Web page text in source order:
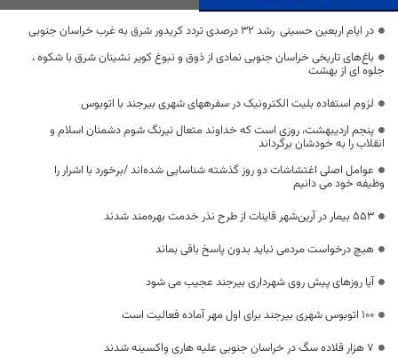
در ایام اربعین حسینی رشد ۳۲ درصدی تردد کریدور شرق به غرب خراسان جنوبی
باغ‌های تاریخی خراسان جنوبی نمادی از ذوق و نبوغ کویر نشینان شرق با شکوه ،
جلوه ای از بهشت
لزوم استفاده بلیت الکترونیک در سفرههای شهری بیرجند با اتوبوس
پنجم ارديبهشت، روزی است كه خداوند متعال نيرنگ شوم دشمنان اسلام و
انقلاب را به خودشان برگرداند
عوامل اصلی اغتشاشات دو روز گذشته شناسایی شده‌اند /برخورد با اشرار را
وظیفه خود می دانیم
۵۵۳ بیمار در آرین‌شهر قاینات از طرح نذر خدمت بهره‌مند شدند
هیچ درخواست مردمی نباید بدون پاسخ باقی بماند
آیا روزهای پیش روی شهرداری بیرجند عجیب می شود
100 اتوبوس شهری بیرجند برای اول مهر آماده فعالیت است
۷ هزار قلاده سگ در خراسان جنوبی علیه هاری واکسینه شدند